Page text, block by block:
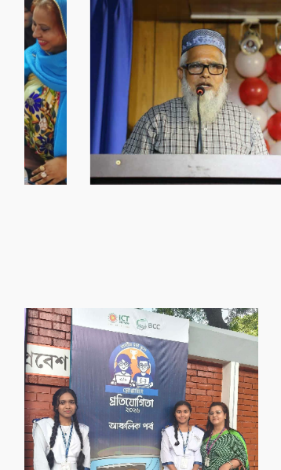
নবীনবরণ - ২০২৫
‌গৌর‌বের অর্জন
‌গৌর‌বের অর্জন